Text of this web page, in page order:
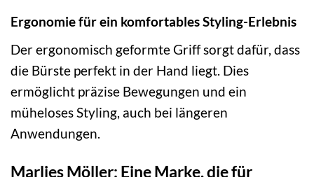
Ergonomie für ein komfortables Styling-Erlebnis
Der ergonomisch geformte Griff sorgt dafür, dass
die Bürste perfekt in der Hand liegt. Dies
ermöglicht präzise Bewegungen und ein
müheloses Styling, auch bei längeren
Anwendungen.
Marlies Möller: Eine Marke, die für